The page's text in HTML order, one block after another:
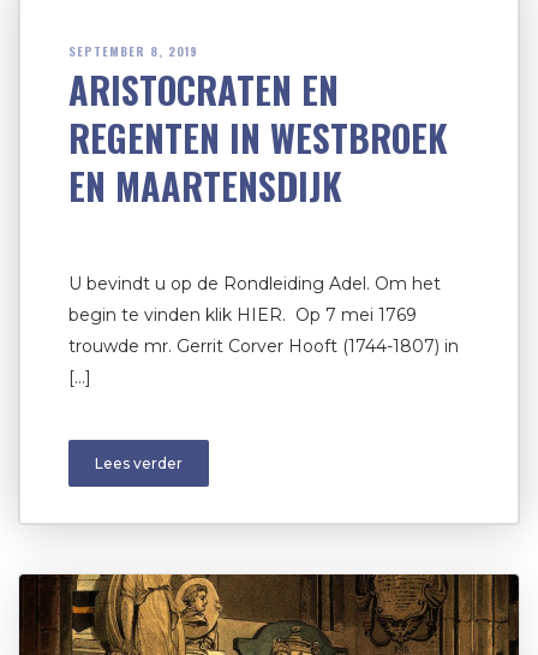
SEPTEMBER 8, 2019
ARISTOCRATEN EN
REGENTEN IN WESTBROEK
EN MAARTENSDIJK
U bevindt u op de Rondleiding Adel. Om het
begin te vinden klik HIER. Op 7 mei 1769
trouwde mr. Gerrit Corver Hooft (1744-1807) in
[…]
Lees verder